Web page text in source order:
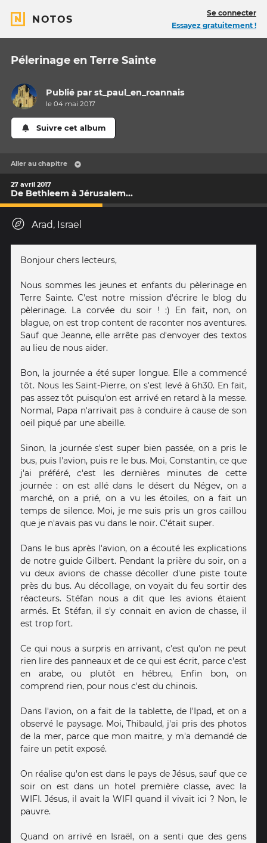
NOTOS
Se connecter
Essayez gratuitement !
Pélerinage en Terre Sainte
Publié parst_paul_en_roannais
le 04 mai 2017
Suivre cet album
Aller au chapitre
27 avril 2017
De Bethleem à Jérusalem...
Arad, Israel
Bonjour chers lecteurs,
Nous sommes les jeunes et enfants du pèlerinage en
Terre Sainte. C'est notre mission d'écrire le blog du
pèlerinage. La corvée du soir ! :) En fait, non, on
blague, on est trop content de raconter nos aventures.
Sauf que Jeanne, elle arrête pas d'envoyer des textos
au lieu de nous aider.
Bon, la journée a été super longue. Elle a commencé
tôt. Nous les Saint-Pierre, on s'est levé à 6h30. En fait,
pas assez tôt puisqu'on est arrivé en retard à la messe.
Normal, Papa n'arrivait pas à conduire à cause de son
oeil piqué par une abeille.
Sinon, la journée s'est super bien passée, on a pris le
bus, puis l'avion, puis re le bus. Moi, Constantin, ce que
j'ai préféré, c'est les dernières minutes de cette
journée : on est allé dans le désert du Négev, on a
marché, on a prié, on a vu les étoiles, on a fait un
temps de silence. Moi, je me suis pris un gros caillou
que je n'avais pas vu dans le noir. C'était super.
Dans le bus après l'avion, on a écouté les explications
de notre guide Gilbert. Pendant la prière du soir, on a
vu deux avions de chasse décoller d'une piste toute
près du bus. Au décollage, on voyait du feu sortir des
réacteurs. Stéfan nous a dit que les avions étaient
armés. Et Stéfan, il s'y connait en avion de chasse, il
est trop fort.
Ce qui nous a surpris en arrivant, c'est qu'on ne peut
rien lire des panneaux et de ce qui est écrit, parce c'est
en arabe, ou plutôt en hébreu, Enfin bon, on
comprend rien, pour nous c'est du chinois.
Dans l'avion, on a fait de la tablette, de l'Ipad, et on a
observé le paysage. Moi, Thibauld, j'ai pris des photos
de la mer, parce que mon maitre, y m'a demandé de
faire un petit exposé.
On réalise qu'on est dans le pays de Jésus, sauf que ce
soir on est dans un hotel première classe, avec la
WIFI. Jésus, il avait la WIFI quand il vivait ici ? Non, le
pauvre.
Quand on arrivé en Israël, on a senti que des gens